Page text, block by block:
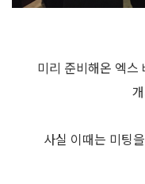
미리 준비해온 엑스
사실 이때는 미팅